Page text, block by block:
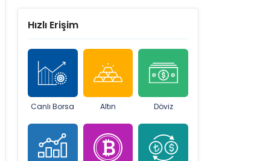
Hızlı Erişim
Canlı Borsa Altın Döviz